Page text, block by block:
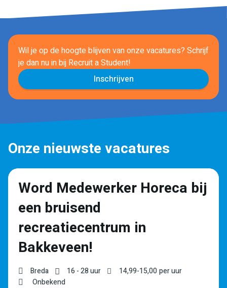
Wil je op de hoogte blijven van onze vacatures? Schrijf
je dan nu inbij Recruit a Student!
Inschrijven
Onze nieuwste vacatures
Word Medewerker Horeca bij
een bruisend
recreatiecentrum in
Bakkeveen!
Breda 16 - 28 uur 14,99-15,00per uur
Onbekend